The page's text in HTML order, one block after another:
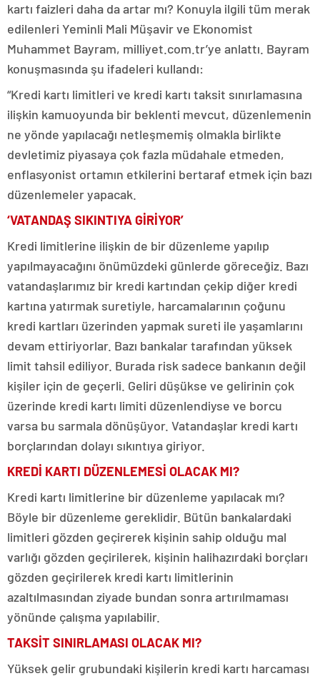
kartı faizleri daha da artar mı? Konuyla ilgili tüm merak
edilenleri Yeminli Mali Müşavir ve Ekonomist
Muhammet Bayram, milliyet.com.tr’ye anlattı. Bayram
konuşmasında şu ifadeleri kullandı:
“Kredi kartı limitleri ve kredi kartı taksit sınırlamasına
ilişkin kamuoyunda bir beklenti mevcut, düzenlemenin
ne yönde yapılacağı netleşmemiş olmakla birlikte
devletimiz piyasaya çok fazla müdahale etmeden,
enflasyonist ortamın etkilerini bertaraf etmek için bazı
düzenlemeler yapacak.
‘VATANDAŞ SIKINTIYA GİRİYOR’
Kredi limitlerine ilişkin de bir düzenleme yapılıp
yapılmayacağını önümüzdeki günlerde göreceğiz. Bazı
vatandaşlarımız bir kredi kartından çekip diğer kredi
kartına yatırmak suretiyle, harcamalarının çoğunu
kredi kartları üzerinden yapmak sureti ile yaşamlarını
devam ettiriyorlar. Bazı bankalar tarafından yüksek
limit tahsil ediliyor. Burada risk sadece bankanın değil
kişiler için de geçerli. Geliri düşükse ve gelirinin çok
üzerinde kredi kartı limiti düzenlendiyse ve borcu
varsa bu sarmala dönüşüyor. Vatandaşlar kredi kartı
borçlarından dolayı sıkıntıya giriyor.
KREDİ KARTI DÜZENLEMESİ OLACAK MI?
Kredi kartı limitlerine bir düzenleme yapılacak mı?
Böyle bir düzenleme gereklidir. Bütün bankalardaki
limitleri gözden geçirerek kişinin sahip olduğu mal
varlığı gözden geçirilerek, kişinin halihazırdaki borçları
gözden geçirilerek kredi kartı limitlerinin
azaltılmasından ziyade bundan sonra artırılmaması
yönünde çalışma yapılabilir.
TAKSİT SINIRLAMASI OLACAK MI?
Yüksek gelir grubundaki kişilerin kredi kartı harcaması